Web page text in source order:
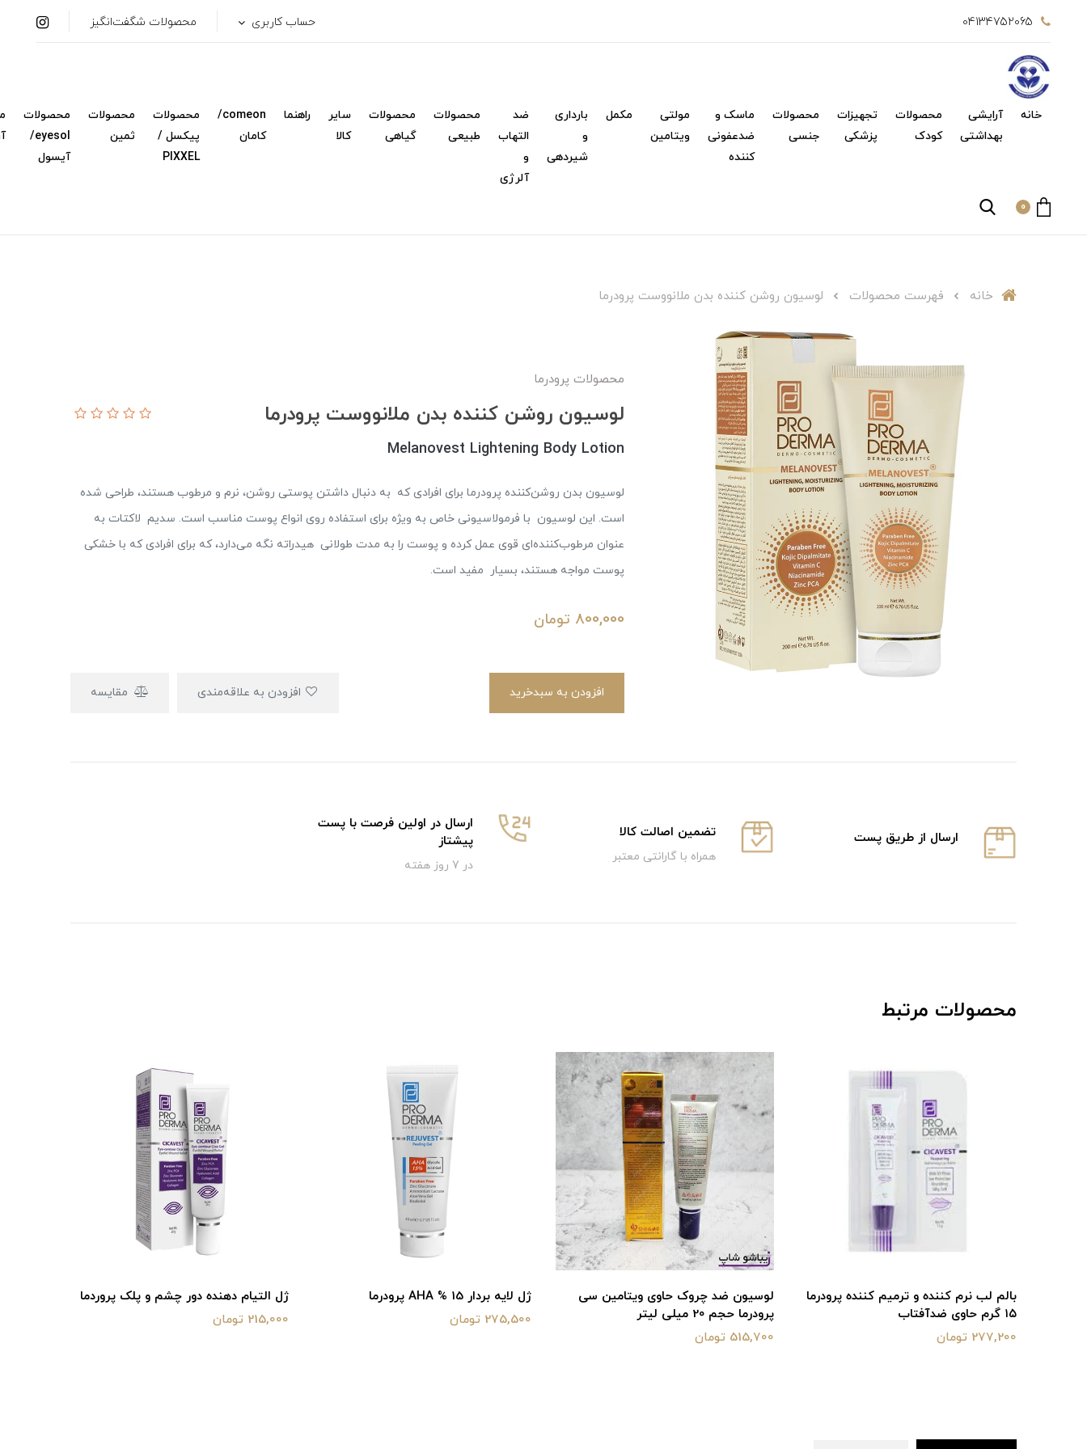
04134752065 حساب کاربری محصولات شگفت‌انگیز
خانه
آرایشی
بهداشتی
محصولات
کودک
تجهیزات
پزشکی
محصولات
جنسی
ماسک و
ضدعفونی
کننده
مولتی
ویتامین
مکمل
بارداری
و
شیردهی
ضد
التهاب
و
آلرژی
محصولات
طبیعی
محصولات
گیاهی
سایر
کالا
راهنما
comeon/
کامان
محصولات
پیکسل /
PIXXEL
محصولات
ثمین
محصولات
eyesol/
آیسول
0
خانه فهرست محصولات لوسیون روشن کننده بدن ملانووست پرودرما
محصولات پرودرما
لوسیون روشن کننده بدن ملانووست پرودرما
Melanovest Lightening Body Lotion
لوسیون بدن روشن‌کننده پرودرما برای افرادی که به دنبال داشتن پوستی روشن، نرم و مرطوب هستند، طراحی شده
است. این لوسیون با فرمولاسیونی خاص به‌ ویژه برای استفاده روی انواع پوست مناسب است. سدیم لاکتات به
عنوان مرطوب‌کننده‌ای قوی عمل کرده و پوست را به مدت طولانی هیدراته نگه می‌دارد، که برای افرادی که با خشکی
پوست مواجه هستند، بسیار مفید است.
800,000 تومان
افزودن به سبدخرید مقایسه
ارسال از طریق پست تضمین اصالت کالا
همراه با گارانتی معتبر
ارسال در اولین فرصت با پست
پیشتاز
در 7 روز هفته
محصولات مرتبط
بالم لب نرم کننده و ترمیم کننده پرودرما
۱۵ گرم حاوی ضدآفتاب
277,200 تومان
لوسیون ضد چروک حاوی ویتامین سی
پرودرما حجم 20 میلی لیتر
515,700 تومان
ژل لایه بردار 15 % AHA پرودرما
275,500 تومان
ژل التیام دهنده دور چشم و پلک پروردما
215,000 تومان